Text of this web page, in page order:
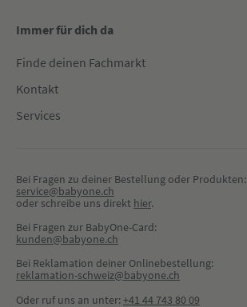
Immer für dich da
Finde deinen Fachmarkt
Kontakt
Services
Bei Fragen zu deiner Bestellung oder Produkten:
service@babyone.ch
oder schreibe uns direkt hier.
Bei Fragen zur BabyOne-Card:
kunden@babyone.ch
Bei Reklamation deiner Onlinebestellung:
reklamation-schweiz@babyone.ch
Oder ruf uns an unter:+41 44 743 80 09